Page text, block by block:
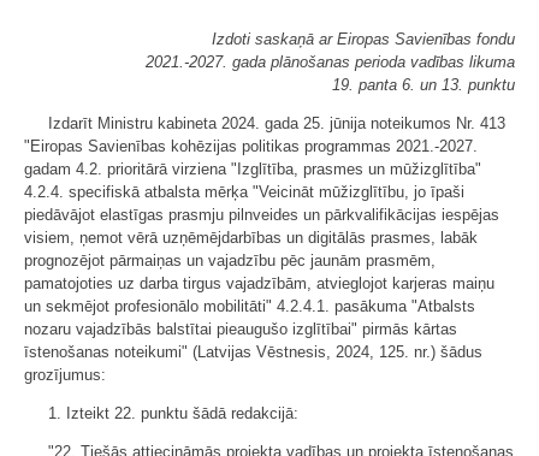
Izdoti saskaņā ar Eiropas Savienības fondu
2021.-2027. gada plānošanas perioda vadības likuma
19. panta 6. un 13. punktu
Izdarīt Ministru kabineta 2024. gada 25. jūnija noteikumos Nr. 413
"Eiropas Savienības kohēzijas politikas programmas 2021.-2027.
gadam 4.2. prioritārā virziena "Izglītība, prasmes un mūžizglītība"
4.2.4. specifiskā atbalsta mērķa "Veicināt mūžizglītību, jo īpaši
piedāvājot elastīgas prasmju pilnveides un pārkvalifikācijas iespējas
visiem, ņemot vērā uzņēmējdarbības un digitālās prasmes, labāk
prognozējot pārmaiņas un vajadzību pēc jaunām prasmēm,
pamatojoties uz darba tirgus vajadzībām, atvieglojot karjeras maiņu
un sekmējot profesionālo mobilitāti" 4.2.4.1. pasākuma "Atbalsts
nozaru vajadzībās balstītai pieaugušo izglītībai" pirmās kārtas
īstenošanas noteikumi" (Latvijas Vēstnesis, 2024, 125. nr.) šādus
grozījumus:
1. Izteikt 22. punktu šādā redakcijā:
"22. Tiešās attiecināmās projekta vadības un projekta īstenošanas